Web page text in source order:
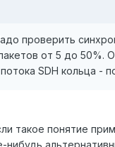
проверить
от 5 до 50%.
SDH кольца -
такое понятие
нибудь